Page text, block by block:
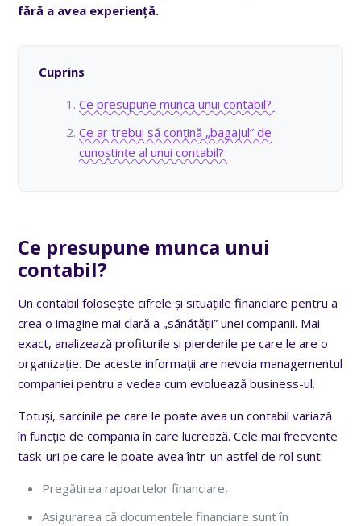
fără a avea experiență.
Cuprins
Ce presupune munca unui contabil?
Ce ar trebui să conțină „bagajul” de
cunoștințe al unui contabil?
Ce presupune munca unui
contabil?
Un contabil folosește cifrele și situațiile financiare pentru a
crea o imagine mai clară a „sănătății” unei companii. Mai
exact, analizează profiturile și pierderile pe care le are o
organizație. De aceste informații are nevoia managementul
companiei pentru a vedea cum evoluează business-ul.
Totuși, sarcinile pe care le poate avea un contabil variază
în funcție de compania în care lucrează. Cele mai frecvente
task-uri pe care le poate avea într-un astfel de rol sunt:
Pregătirea rapoartelor financiare,
Asigurarea că documentele financiare sunt în